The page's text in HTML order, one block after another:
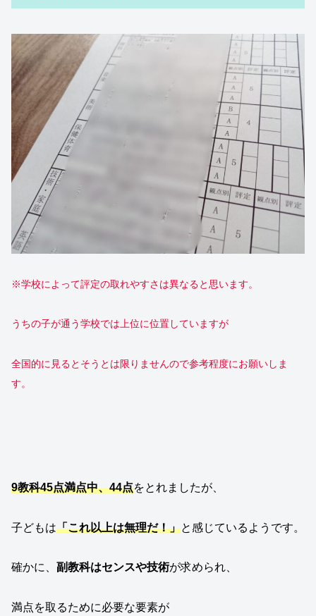
※学校によって評定の取れやすさは異なると思います。
うちの子が通う学校では上位に位置していますが
全国的に見るとそうとは限りませんので参考程度にお願いしま
す。
9教科45点満点中、44点をとれましたが、
子どもは「これ以上は無理だ！」と感じているようです。
確かに、 副教科はセンスや技術が求められ、
満点を取るために必要な要素が